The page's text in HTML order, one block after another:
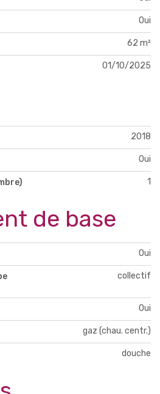
Oui
62 m²
01/10/2025
2018
Oui
1
de base
Oui
collectif
Oui
gaz (chau. centr.)
douche